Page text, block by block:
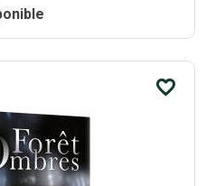
favorite_border